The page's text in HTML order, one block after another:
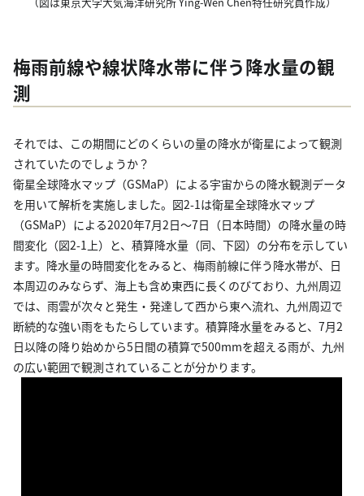
梅雨前線や線状降水帯に伴う降水量の観
測
それでは、この期間にどのくらいの量の降水が衛星によって観測
されていたのでしょうか？
衛星全球降水マップ（GSMaP）による宇宙からの降水観測データ
を用いて解析を実施しました。図2-1は衛星全球降水マップ
（GSMaP）による2020年7月2日～7日（日本時間）の降水量の時
間変化（図2-1上）と、積算降水量（同、下図）の分布を示してい
ます。降水量の時間変化をみると、梅雨前線に伴う降水帯が、日
本周辺のみならず、海上も含め東西に長くのびており、九州周辺
では、雨雲が次々と発生・発達して西から東へ流れ、九州周辺で
断続的な強い雨をもたらしています。積算降水量をみると、7月2
日以降の降り始めから5日間の積算で500mmを超える雨が、九州
の広い範囲で観測されていることが分かります。